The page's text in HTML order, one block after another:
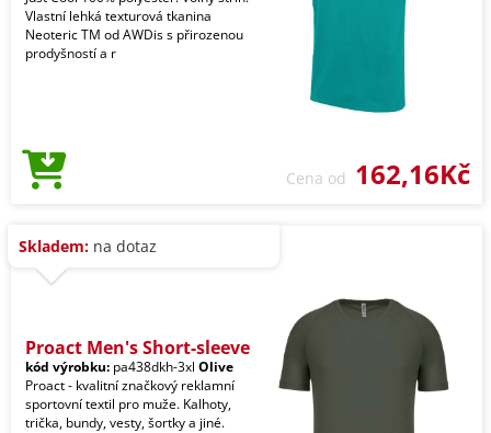
Vlastní lehká texturová tkanina
Neoteric TM od AWDis s přirozenou
prodyšností a r
Cena od 162,16Kč
Skladem: na dotaz
Proact Men's Short-sleeve
kód výrobku: pa438dkh-3xl Olive
Proact - kvalitní značkový reklamní
sportovní textil pro muže. Kalhoty,
trička, bundy, vesty, šortky a jiné.